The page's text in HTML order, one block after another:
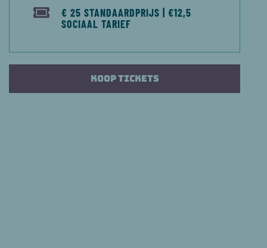
€ 25 STANDAARDPRIJS | €12,5
SOCIAAL TARIEF
Koop tickets